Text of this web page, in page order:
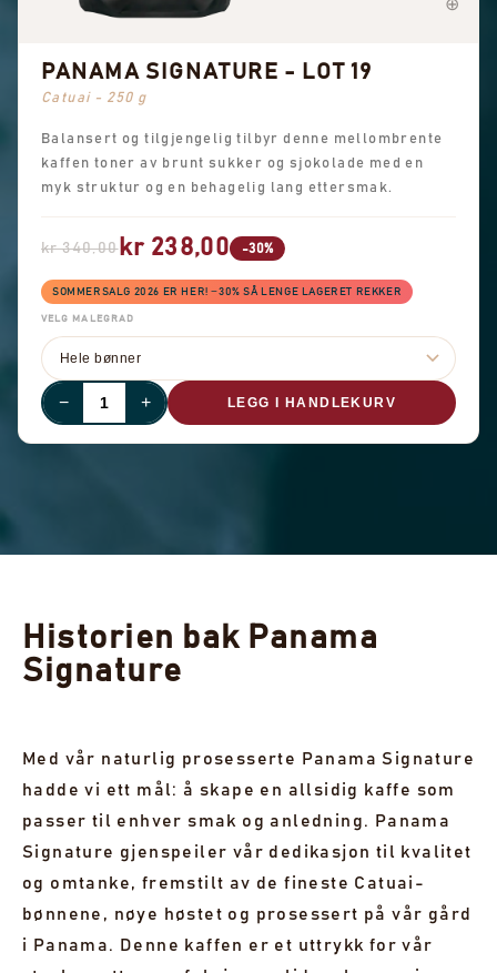
PANAMA SIGNATURE - LOT 19
Catuai - 250 g
Balansert og tilgjengelig tilbyr denne mellombrente
kaffen toner av brunt sukker og sjokolade med en
myk struktur og en behagelig lang ettersmak.
kr 340,00kr 238,00 -30%
SOMMERSALG 2026 ER HER! −30% SÅ LENGE LAGERET REKKER
VELG MALEGRAD
− + LEGG I HANDLEKURV
Historien bak Panama
Signature
Med vår naturlig prosesserte Panama Signature
hadde vi ett mål: å skape en allsidig kaffe som
passer til enhver smak og anledning. Panama
Signature gjenspeiler vår dedikasjon til kvalitet
og omtanke, fremstilt av de fineste Catuai-
bønnene, nøye høstet og prosessert på vår gård
i Panama. Denne kaffen er et uttrykk for vår